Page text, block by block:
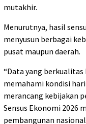
mutakhir.
Menurutnya, hasil
menyusun berbagai
pusat maupun daerah.
“Data yang
memahami kondisi
merancang kebijakan
Sensus Ekonomi 2026
pembangunan